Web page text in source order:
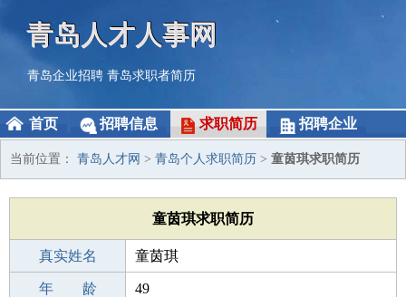
青岛人才人事网
青岛企业招聘 青岛求职者简历
首页 招聘信息 求职简历 招聘企业
当前位置： 青岛人才网 > 青岛个人求职简历 > 童茵琪求职简历
童茵琪求职简历
真实姓名 童茵琪
性 别 女
年 龄 49